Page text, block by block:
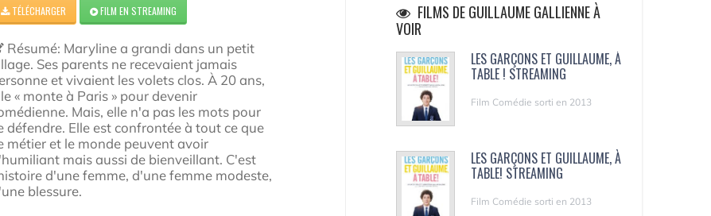
TÉLÉCHARGER FILM EN STREAMING
Résumé: Maryline a grandi dans un petit
Ses parents ne recevaient jamais
et vivaient les volets clos. À 20 ans,
« monte à Paris » pour devenir
Mais, elle n'a pas les mots pour
défendre. Elle est confrontée à tout ce que
métier et le monde peuvent avoir
mais aussi de bienveillant. C'est
d'une femme, d'une femme modeste,
blessure.
FILMS DE GUILLAUME GALLIENNE À
VOIR
LES GARÇONS ET GUILLAUME, À
TABLE ! STREAMING
Film Comédie sorti en 2013
LES GARÇONS ET GUILLAUME, À
TABLE! STREAMING
Film Comédie sorti en 2013